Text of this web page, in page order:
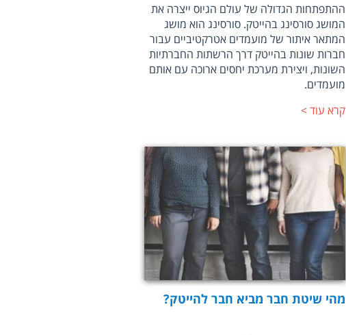
ההתפתחות הגדולה של עולם הגיוס ייצרה את
המושג סורסינג בהייטק. סורסינג הוא מושג
המתאר איתור של מועמדים אטרקטיביים עבור
חברות שונות בהייטק דרך הרשתות החברתיות
השונות, ויצירת מערכת יחסים ארוכה עם אותם
מועמדים.
קרא עוד
מהי שיטת חבר מביא חבר להייטק?